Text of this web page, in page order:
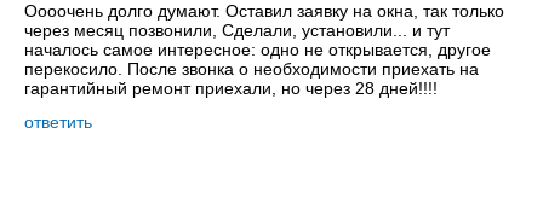
Оооочень долго думают. Оставил заявку на окна, так только
через месяц позвонили, Сделали, установили... и тут
началось самое интересное: одно не открывается, другое
перекосило. После звонка о необходимости приехать на
гарантийный ремонт приехали, но через 28 дней!!!!
ответить